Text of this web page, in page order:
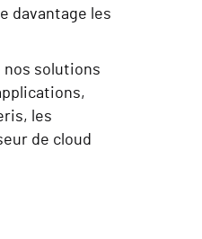
davantage les
nos solutions
les
de cloud